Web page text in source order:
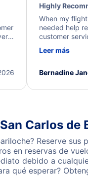
Highly
When my
needed help
customer
process. They
I truly
Leer más
Bernadine
Carlos de
Reserve
en reservas de
debido a
qué esperar?